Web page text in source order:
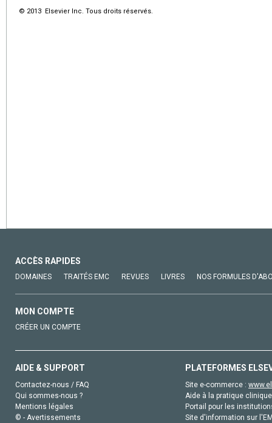
© 2013 Elsevier Inc. Tous droits réservés.
ACCÈS RAPIDES
DOMAINES TRAITÉS EMC REVUES LIVRES NOS FORMULES
MON COMPTE
CRÉER UN COMPTE
AIDE & SUPPORT
Contactez-nous / FAQ
Qui sommes-nous ?
Mentions légales
© - Avertissements
PLATEFORMES
Site e-commerce :
Aide à la pratique
Portail pour les
Site d'information sur